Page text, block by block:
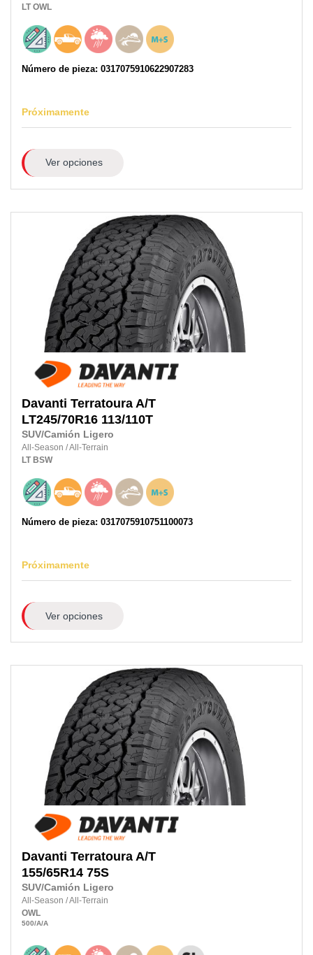
LT OWL
Número de pieza: 0317075910622907283
Próximamente
Ver opciones
Davanti Terratoura A/T
LT245/70R16 113/110T
SUV/Camión Ligero
All-Season /All-Terrain
LT BSW
Número de pieza: 0317075910751100073
Próximamente
Ver opciones
Davanti Terratoura A/T
155/65R14 75S
SUV/Camión Ligero
All-Season /All-Terrain
OWL
500/A/A